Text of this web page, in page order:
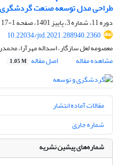
طراحی مدل توسعهٔ صنعت گردشگری
دوره 11، شماره 3، پاییز 1401، صفحه
1-17
10.22034/jtd.2021.288940.2360
معصومه لعل سازگار، اسداله مهرآرا،
مشاهده مقاله
اصل مقاله 1.05 M
مقالات آماده انتشار
شماره جاری
شماره‌های پیشین نشریه